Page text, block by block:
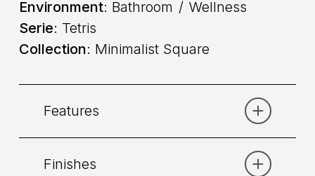
Environment: Bathroom
Wellness
Serie: Tetris
Collection: Minimalist Square
Features
Finishes